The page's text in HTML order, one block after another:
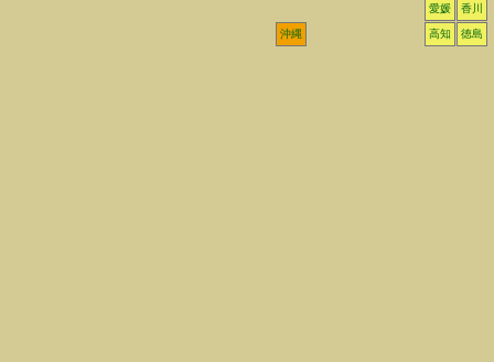
愛媛 香川
沖縄 高知 徳島